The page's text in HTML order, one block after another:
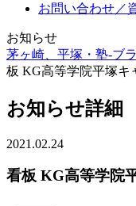
お問い合わせ／
お知らせ
茅ヶ崎、平塚・塾-ブ
板 KG高等学院平塚キ
お知らせ詳細
2021.02.24
看板 KG高等学院